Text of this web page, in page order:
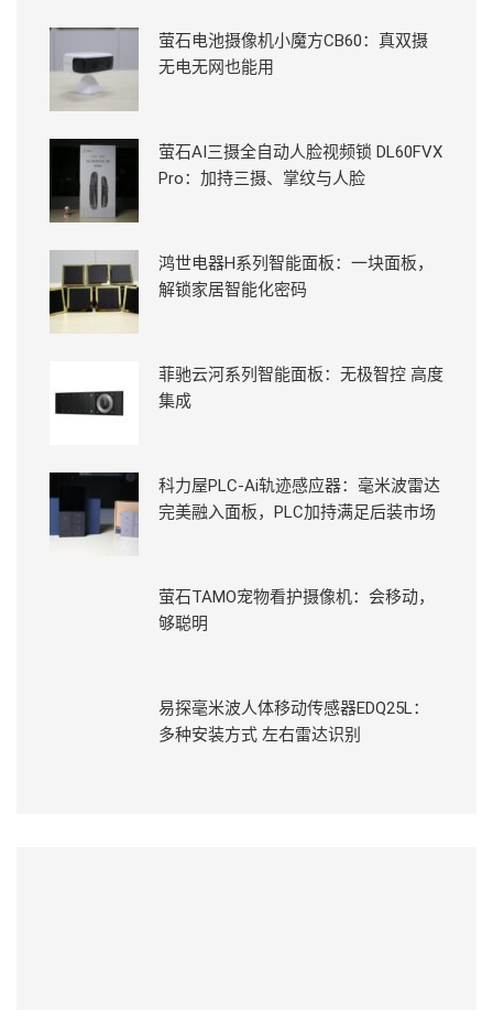
萤石电池摄像机小魔方CB60：真双摄
无电无网也能用
萤石AI三摄全自动人脸视频锁 DL60FVX
Pro：加持三摄、掌纹与人脸
鸿世电器H系列智能面板：一块面板，
解锁家居智能化密码
菲驰云河系列智能面板：无极智控 高度
集成
科力屋PLC-Ai轨迹感应器：毫米波雷达
完美融入面板，PLC加持满足后装市场
萤石TAMO宠物看护摄像机：会移动，
够聪明
易探毫米波人体移动传感器EDQ25L：
多种安装方式 左右雷达识别